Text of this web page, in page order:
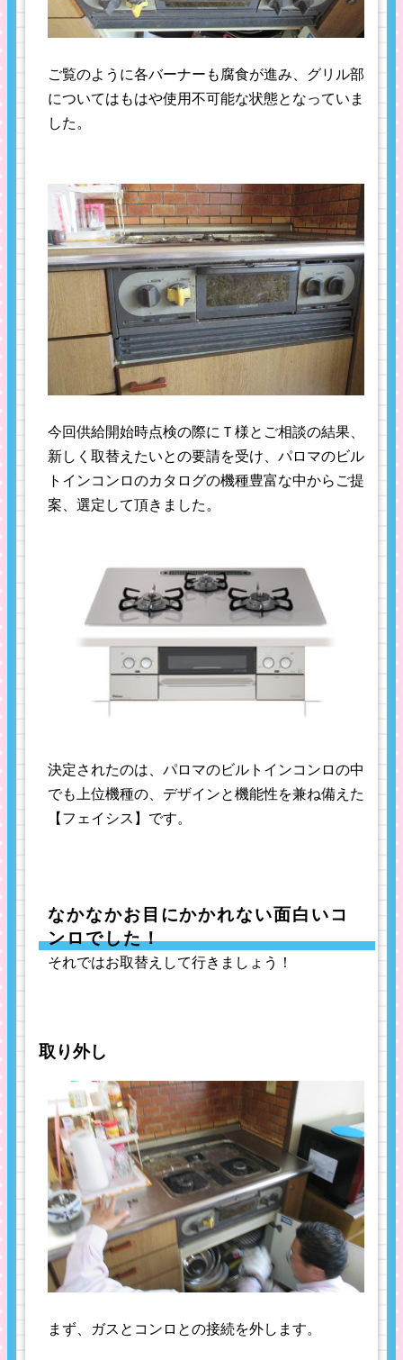
ご覧のように各バーナーも腐食が進み、グリル部
についてはもはや使用不可能な状態となっていま
した。
今回供給開始時点検の際にＴ様とご相談の結果、
新しく取替えたいとの要請を受け、パロマのビル
トインコンロのカタログの機種豊富な中からご提
案、選定して頂きました。
決定されたのは、パロマのビルトインコンロの中
でも上位機種の、デザインと機能性を兼ね備えた
【フェイシス】です。
なかなかお目にかかれない面白いコ
ンロでした！
それではお取替えして行きましょう！
取り外し
まず、ガスとコンロとの接続を外します。